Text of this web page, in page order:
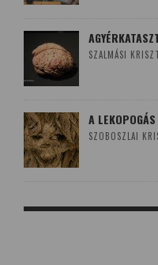
SZALMÁSI
A
SZOBOSZLAI